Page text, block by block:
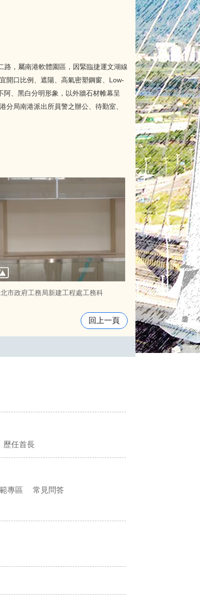
，屬南港軟體園區，因緊臨捷運文湖線
開口比例、遮陽、高氣密塑鋼窗、Low-
、黑白分明形象，以外牆石材帷幕呈
局南港派出所員警之辦公、待勤室、
市政府工務局新建工程處工務科
回上一頁
歷任首長
專區 常見問答